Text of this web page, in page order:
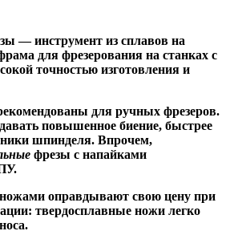
— инструмент из сплавов на
для фрезерования на станках с
точностью изготовления и
для ручных фрезеров.
повышенное биение, быстрее
шпинделя. Впрочем,
фрезы с напайками
оправдывают свою цену при
твердосплавные ножи легко